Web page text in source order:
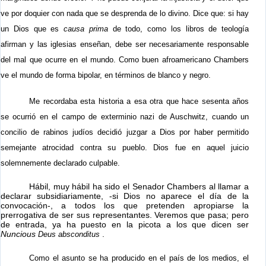
ve por doquier con nada que se desprenda de lo divino. Dice que: si hay
un Dios que es causa prima de todo, como los libros de teología
afirman y las iglesias enseñan, debe ser necesariamente responsable
del mal que ocurre en el mundo. Como buen afroamericano Chambers
ve el mundo de forma bipolar, en términos de blanco y negro.
Me recordaba esta historia a esa otra que hace sesenta años
se ocurrió en el campo de exterminio nazi de Auschwitz, cuando un
concilio de rabinos judíos decidió juzgar a Dios por haber permitido
semejante atrocidad contra su pueblo. Dios fue en aquel juicio
solemnemente declarado culpable.
Hábil, muy hábil ha sido el Senador Chambers al llamar a
declarar subsidiariamente, -si Dios no aparece el día de la
convocación-, a todos los que pretenden apropiarse la
prerrogativa de ser sus representantes. Veremos que pasa; pero
de entrada, ya ha puesto en la picota a los que dicen ser
Nuncious Deus absconditus
Como el asunto se ha producido en el país de los medios, el